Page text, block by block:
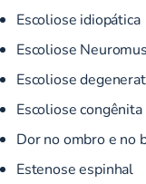
Escoliose idiopática
Escoliose
Escoliose
Escoliose congênita
Dor no ombro e no
Estenose espinhal